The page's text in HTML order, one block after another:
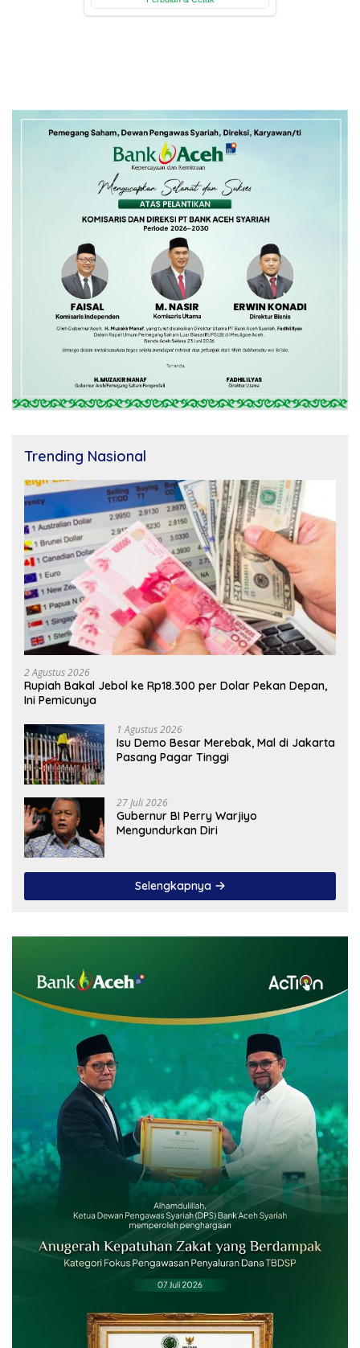
Trending Nasional
2 Agustus 2026
Rupiah Bakal Jebol ke Rp18.300 per Dolar Pekan Depan,
Ini Pemicunya
1 Agustus 2026
Isu Demo Besar Merebak, Mal di Jakarta
Pasang Pagar Tinggi
27 Juli 2026
Gubernur BI Perry Warjiyo
Mengundurkan Diri
Selengkapnya